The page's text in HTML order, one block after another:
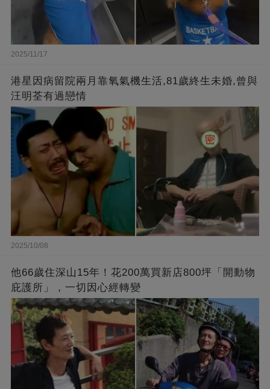
2025/11/17
港星因病留院兩月靠氧氣機生活,81歲終生未婚,曾與
汪明荃有過戀情
2025/10/08
他66歲住深山15年！花200萬買新店800坪「開動物
庇護所」，一切因心經轉變